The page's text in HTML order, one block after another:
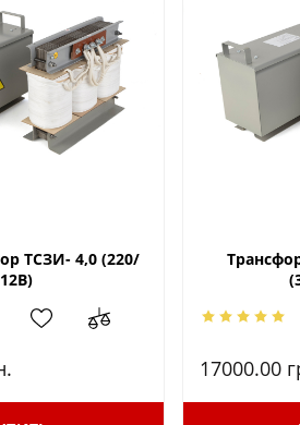
ТСЗИ- 4,0 (220/
12В)
17000.00